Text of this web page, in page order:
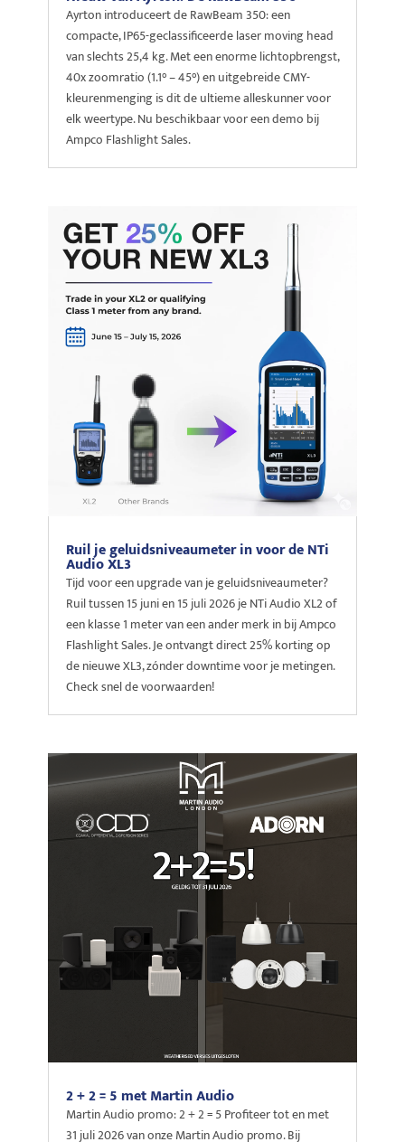
Ayrton introduceert de RawBeam 350: een
compacte, IP65-geclassificeerde laser moving head
van slechts 25,4 kg. Met een enorme lichtopbrengst,
40x zoomratio (1.1° – 45°) en uitgebreide CMY-
kleurenmenging is dit de ultieme alleskunner voor
elk weertype. Nu beschikbaar voor een demo bij
Ampco Flashlight Sales.
Ruil je geluidsniveaumeter in voor de NTi
Audio XL3
Tijd voor een upgrade van je geluidsniveaumeter?
Ruil tussen 15 juni en 15 juli 2026 je NTi Audio XL2 of
een klasse 1 meter van een ander merk in bij Ampco
Flashlight Sales. Je ontvangt direct 25% korting op
de nieuwe XL3, zónder downtime voor je metingen.
Check snel de voorwaarden!
2 + 2 = 5 met Martin Audio
Martin Audio promo: 2 + 2 = 5 Profiteer tot en met
31 juli 2026 van onze Martin Audio promo. Bij